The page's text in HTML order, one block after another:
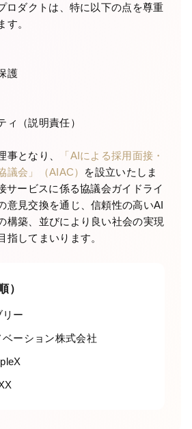
業
プラットフォーム
プラットフォーム”は従来のHR向
、AIが自律的に人事課題を特定し
、全く新しいHRプラットフォー
→ロープレの相互連携はもちろ
の情報を連携することで様々な
ロダクトは、特に以下の点を尊重
す。
護
ィ（説明責任）
事となり、
「AIによる採用面接・
議会」（AIAC） を設立いたしま
サービスに係る協議会ガイドライ
意見交換を通じ、信頼性の高いAI
構築、並びにより良い社会の実現
指してまいります。
）
ー
ーション株式会社